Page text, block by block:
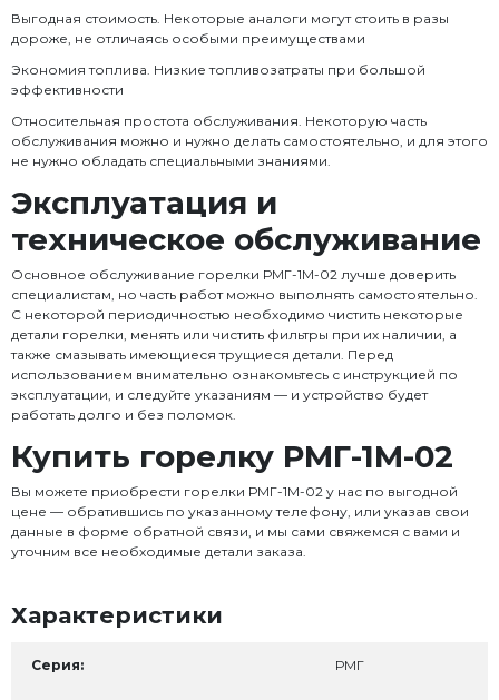
Выгодная стоимость. Некоторые аналоги могут стоить в разы
дороже, не отличаясь особыми преимуществами
Экономия топлива. Низкие топливозатраты при большой
эффективности
Относительная простота обслуживания. Некоторую часть
обслуживания можно и нужно делать самостоятельно, и для этого
не нужно обладать специальными знаниями.
Эксплуатация и
техническое обслуживание
Основное обслуживание горелки РМГ-1М-02 лучше доверить
специалистам, но часть работ можно выполнять самостоятельно.
С некоторой периодичностью необходимо чистить некоторые
детали горелки, менять или чистить фильтры при их наличии, а
также смазывать имеющиеся трущиеся детали. Перед
использованием внимательно ознакомьтесь с инструкцией по
эксплуатации, и следуйте указаниям — и устройство будет
работать долго и без поломок.
Купить горелку РМГ-1М-02
Вы можете приобрести горелки РМГ-1М-02 у нас по выгодной
цене — обратившись по указанному телефону, или указав свои
данные в форме обратной связи, и мы сами свяжемся с вами и
уточним все необходимые детали заказа.
Характеристики
Серия: РМГ